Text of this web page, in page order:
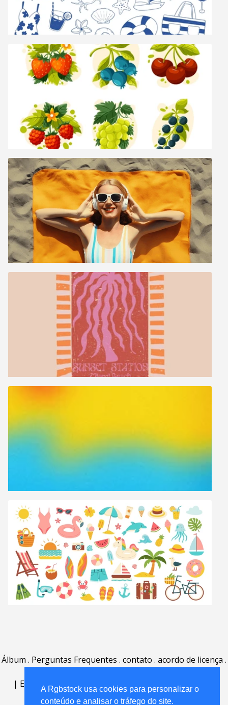
A Rgbstock usa cookies para personalizar o
conteúdo e analisar o tráfego do site.
Álbum . Perguntas Frequentes . contato . acordo de licença .
| English | Deutsch Español Português
Nederlands|